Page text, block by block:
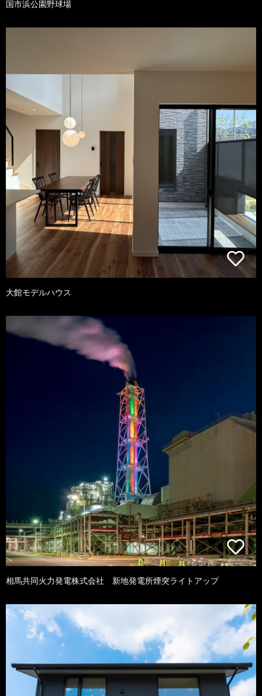
国市浜公園野球場
大館モデルハウス
相馬共同火力発電株式会社 新地発電所煙突ライトアップ